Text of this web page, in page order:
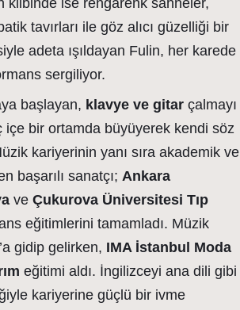
klibinde ise rengârenk sahneler,
tavırları ile göz alıcı güzelliği bir
adeta ışıldayan Fulin, her karede
sergiliyor.
başlayan, klavye ve gitarçalmayı
bir ortamda büyüyerek kendi söz
kariyerinin yanı sıra akademik ve
başarılı sanatçı; Ankara
ve Çukurova Üniversitesi Tıp
eğitimlerini tamamladı. Müzik
gidip gelirken, IMA İstanbul Moda
eğitimi aldı. İngilizceyi ana dili gibi
kariyerine güçlü bir ivme